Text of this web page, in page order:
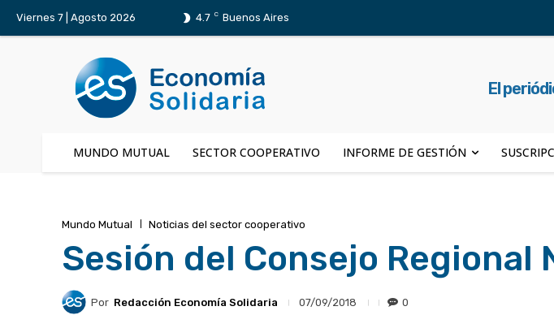
Viernes 7 | Agosto 2026 4.7 C Buenos Aires
El
MUNDO MUTUAL SECTOR COOPERATIVO INFORME DE GESTIÓN
Mundo Mutual Noticias del sector cooperativo
Sesión del Consejo Regional
Por Redacción Economía Solidaria 07/09/2018 0